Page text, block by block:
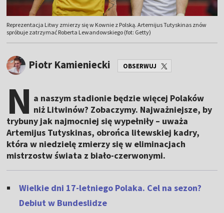
Reprezentacja Litwy zmierzy się w Kownie z Polską. Artemijus Tutyskinas znów
spróbuje zatrzymać Roberta Lewandowskiego (fot: Getty)
Piotr Kamieniecki OBSERWUJ
N a naszym stadionie będzie więcej Polaków
niż Litwinów? Zobaczymy. Najważniejsze, by
trybuny jak najmocniej się wypełniły – uważa
Artemijus Tutyskinas, obrońca litewskiej kadry,
która w niedzielę zmierzy się w eliminacjach
mistrzostw świata z biało-czerwonymi.
Wielkie dni 17-letniego Polaka. Cel na sezon?
Debiut w Bundeslidze